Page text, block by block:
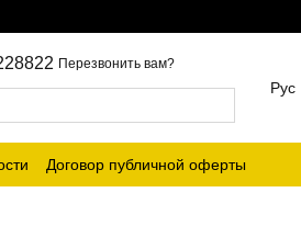
Перезвонить вам?
Рус
Договор публичной оферты